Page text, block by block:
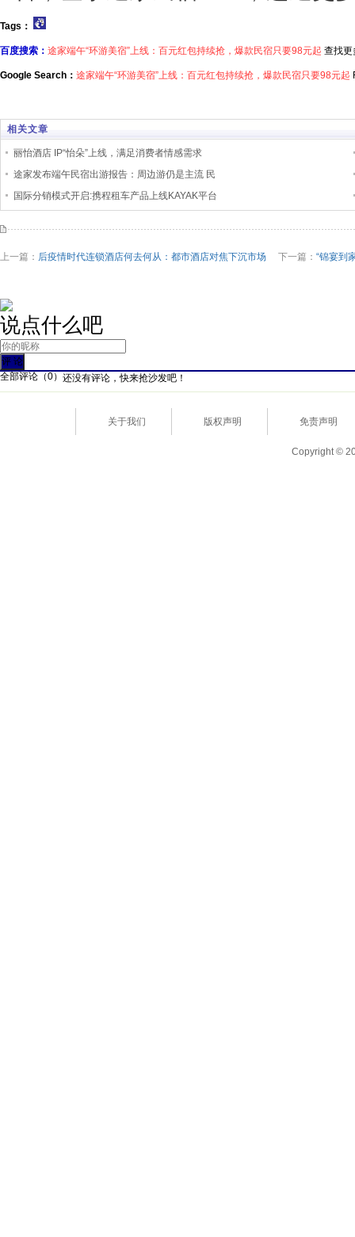
Tags：
百度搜索： 途家端午“环游美宿”上线：百元红包持续抢，爆款民宿只要98元起 查找更
Google Search： 途家端午“环游美宿”上线：百元红包持续抢，爆款民宿只要98元起
相关文章
丽怡酒店 IP“怡朵”上线，满足消费者情感需求
途家发布端午民宿出游报告：周边游仍是主流 民
国际分销模式开启:携程租车产品上线KAYAK平台
上一篇： 后疫情时代连锁酒店何去何从：都市酒店对焦下沉市场 下一篇： “锦宴到
说点什么吧
全部评论（0） 还没有评论，快来抢沙发吧！
关于我们 版权声明 免责声明
Copyright ©